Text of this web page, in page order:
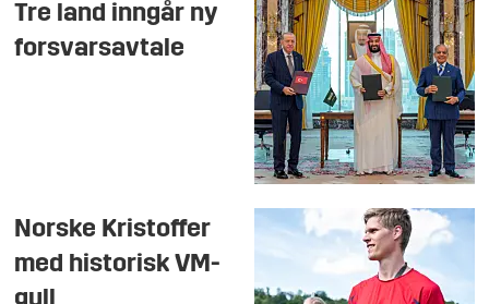
Tre land inngår ny
forsvarsavtale
Norske Kristoffer
med historisk VM-